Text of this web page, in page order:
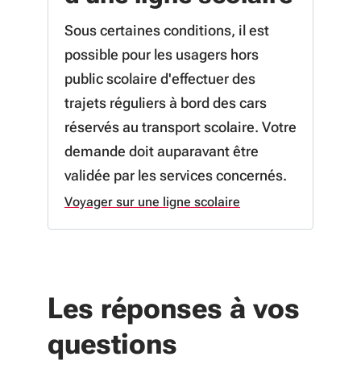
Sous certaines conditions, il est
possible pour les usagers hors
public scolaire d'effectuer des
trajets réguliers à bord des cars
réservés au transport scolaire. Votre
demande doit auparavant être
validée par les services concernés.
Voyager sur une ligne scolaire
à propos de Voyager sur une ligne
Les réponses à vos
questions